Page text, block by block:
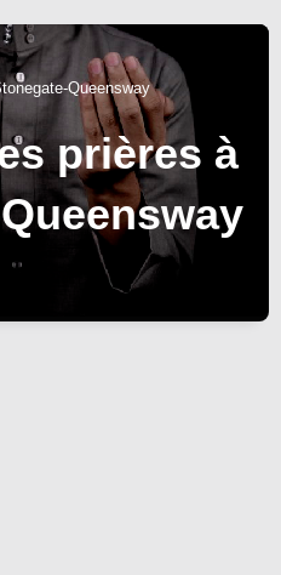
Queensway
prières à